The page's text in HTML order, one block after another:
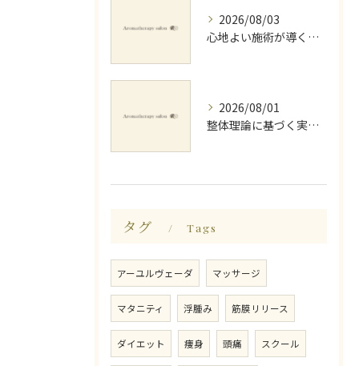
2026/08/03
心地よい施術が導く深いリラックス睡眠効果
2026/08/01
整体理論に基づく実践ストレッチング技術
タグ Tags
アーユルヴェーダ マッサージ
マタニティ 浮腫み 筋膜リリース
ダイエット 痩身 頭痛 スクール